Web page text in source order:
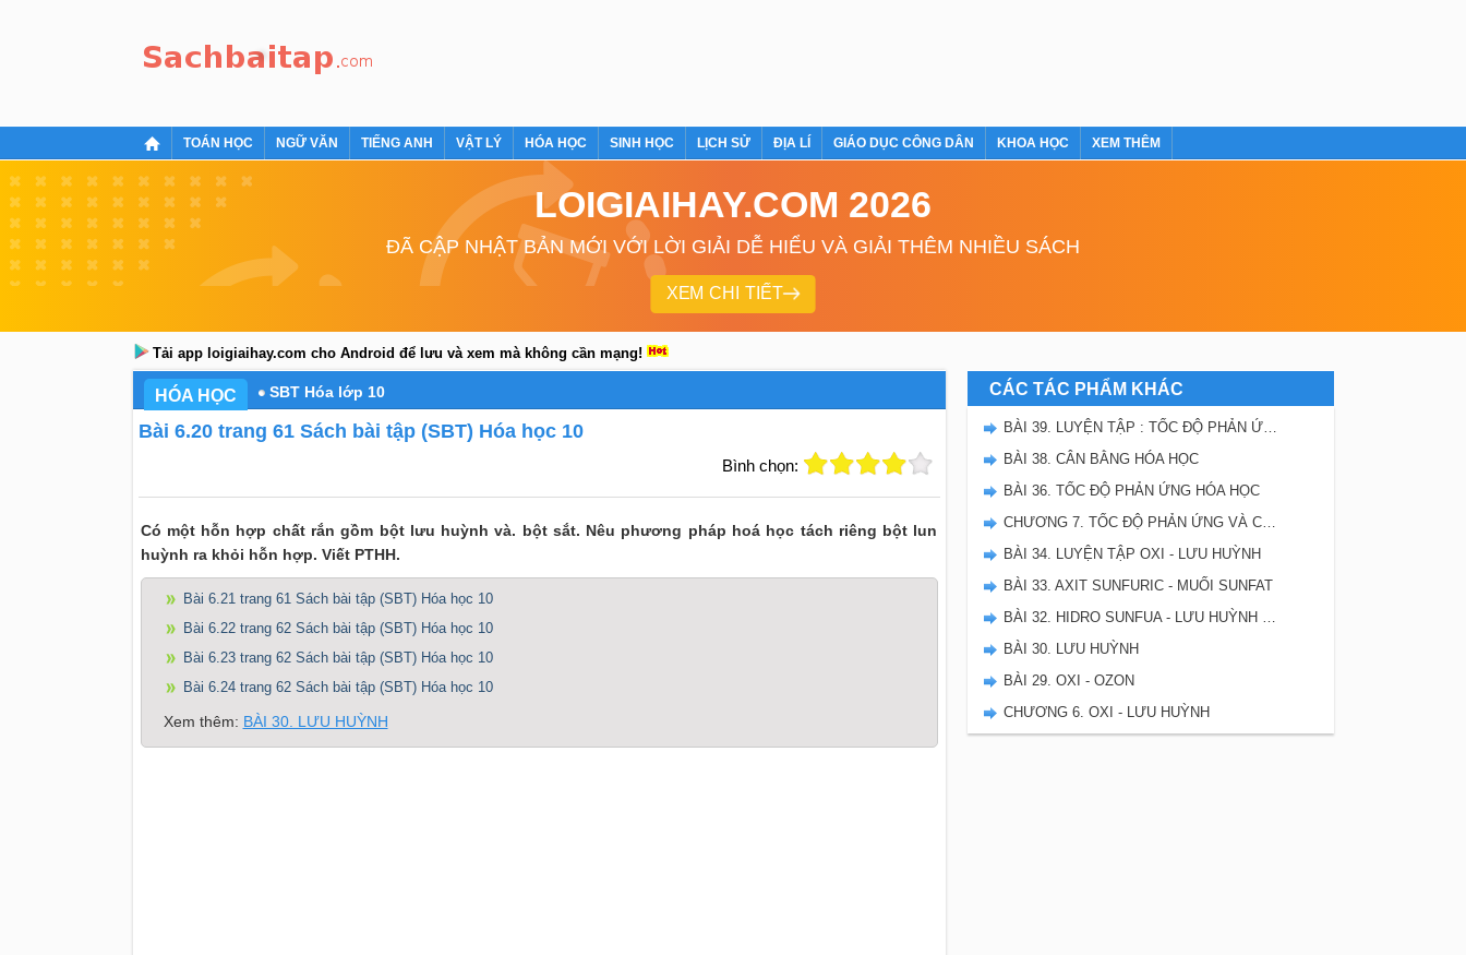
TOÁN HỌC NGỮ VĂN TIẾNG ANH VẬT LÝ HÓA HỌC SINH HỌC LỊCH SỬ ĐỊA LÍ GIÁO DỤC CÔNG DÂN KHOA HỌC XEM THÊM
LOIGIAIHAY.COM 2026
ĐÃ CẬP NHẬT BẢN MỚI VỚI LỜI GIẢI DỄ HIỂU VÀ GIẢI THÊM NHIỀU SÁCH
XEM CHI TIẾT
Tải app loigiaihay.com cho Android để lưu và xem mà không cần mạng!
HÓA HỌC SBT Hóa lớp 10
Bài 6.20 trang 61 Sách bài tập (SBT) Hóa học 10
Bình chọn:
Có một hỗn hợp chất rắn gồm bột lưu huỳnh và. bột sắt. Nêu phương pháp hoá học tách riêng bột lun
huỳnh ra khỏi hỗn hợp. Viết PTHH.
Bài 6.21 trang 61 Sách bài tập (SBT) Hóa học 10
Bài 6.22 trang 62 Sách bài tập (SBT) Hóa học 10
Bài 6.23 trang 62 Sách bài tập (SBT) Hóa học 10
Bài 6.24 trang 62 Sách bài tập (SBT) Hóa học 10
Xem thêm: BÀI 30. LƯU HUỲNH
CÁC TÁC PHẨM KHÁC
BÀI 39. LUYỆN TẬP : TỐC ĐỘ PHẢN ỨNG VÀ CÂN BẰNG HÓA HỌC
BÀI 38. CÂN BẰNG HÓA HỌC
BÀI 36. TỐC ĐỘ PHẢN ỨNG HÓA HỌC
CHƯƠNG 7. TỐC ĐỘ PHẢN ỨNG VÀ CÂN BẰNG HÓA HỌC - SBT HÓA 10
BÀI 34. LUYỆN TẬP OXI - LƯU HUỲNH
BÀI 33. AXIT SUNFURIC - MUỐI SUNFAT
BÀI 32. HIDRO SUNFUA - LƯU HUỲNH DIOXIT - LƯU HUYNH TRIOXIT
BÀI 30. LƯU HUỲNH
BÀI 29. OXI - OZON
CHƯƠNG 6. OXI - LƯU HUỲNH